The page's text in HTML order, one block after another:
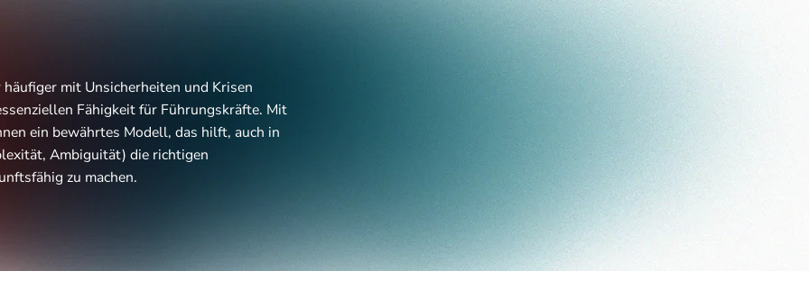
mit Unsicherheiten und Krisen
Fähigkeit für Führungskräfte. Mit
ein bewährtes Modell, das hilft, auch in
Ambiguität) die richtigen
zu machen.